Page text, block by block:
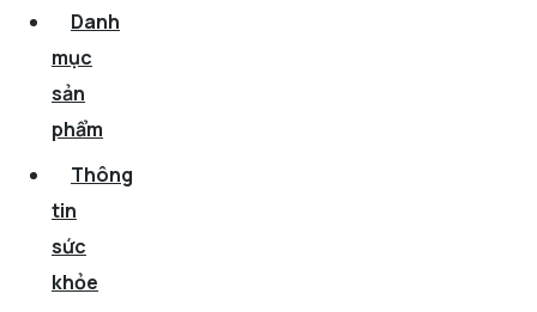
Danh
mục
sản
phẩm
Thông
tin
sức
khỏe